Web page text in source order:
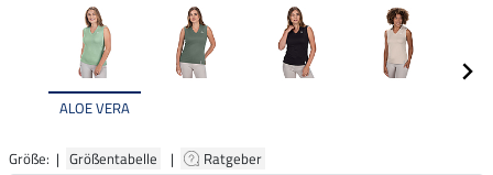
ALOE VERA
Größe: | Größentabelle | Ratgeber